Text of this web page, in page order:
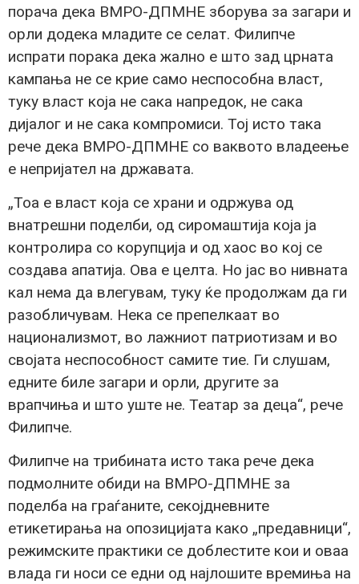
порача дека ВМРО-ДПМНЕ зборува за загари и
орли додека младите се селат. Филипче
испрати порака дека жално е што зад црната
кампања не се крие само неспособна власт,
туку власт која не сака напредок, не сака
дијалог и не сака компромиси. Тој исто така
рече дека ВМРО-ДПМНЕ со ваквото владеење
е непријател на државата.
„Тоа е власт која се храни и одржува од
внатрешни поделби, од сиромаштија која ја
контролира со корупција и од хаос во кој се
создава апатија. Ова е целта. Но јас во нивната
кал нема да влегувам, туку ќе продолжам да ги
разобличувам. Нека се препелкаат во
национализмот, во лажниот патриотизам и во
својата неспособност самите тие. Ги слушам,
едните биле загари и орли, другите за
врапчиња и што уште не. Театар за деца“, рече
Филипче.
Филипче на трибината исто така рече дека
подмолните обиди на ВМРО-ДПМНЕ за
поделба на граѓаните, секојдневните
етикетирања на опозицијата како „предавници“,
режимските практики се доблестите кои и оваа
влада ги носи се едни од најлошите времиња на